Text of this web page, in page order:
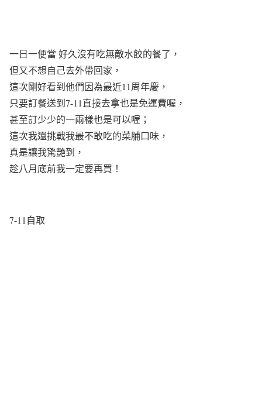
一日一便當 好久沒有吃無敵水餃的餐了，
但又不想自己去外帶回家，
這次剛好看到他們因為最近11周年慶，
只要訂餐送到7-11直接去拿也是免運費喔，
甚至訂少少的一兩樣也是可以喔；
這次我還挑戰我最不敢吃的菜脯口味，
真是讓我驚艷到，
趁八月底前我一定要再買！
7-11自取